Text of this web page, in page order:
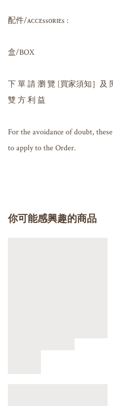
配件/ᴀᴄᴄᴇssᴏʀɪᴇs :
盒/BOX
下 單 請 瀏 覽 [買家須知］及
雙 方 利 益
For the avoidance of doubt,
to apply to the Order.
你可能感興趣的商品